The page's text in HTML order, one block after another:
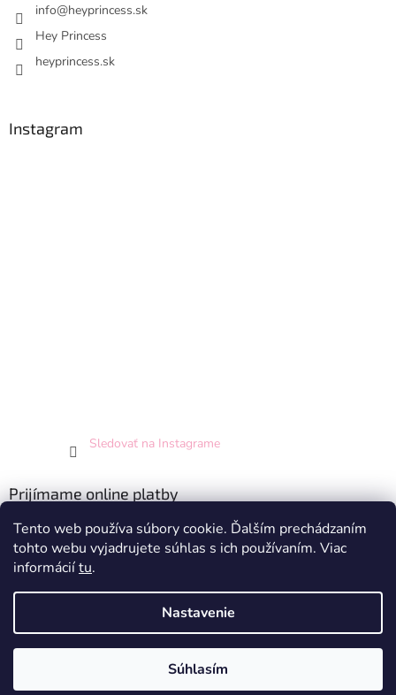
Tento web používa súbory cookie. Ďalším prechádzaním
tohto webu vyjadrujete súhlas s ich používaním. Viac
informáciítu.
Nastavenie
Súhlasím
info@heyprincess.sk
Hey Princess
heyprincess.sk
Instagram
Sledovať na Instagrame
Prijímame online platby
Vytvoril Shoptet
Hey Princess. Všetky práva vyhradené.